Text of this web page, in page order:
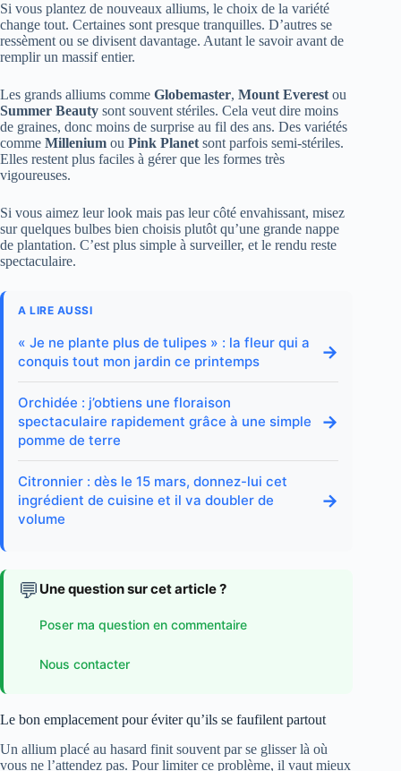
Si vous plantez de nouveaux alliums, le choix de la variété
change tout. Certaines sont presque tranquilles. D’autres se
ressèment ou se divisent davantage. Autant le savoir avant de
remplir un massif entier.
Les grands alliums comme Globemaster, Mount Everest ou
Summer Beauty sont souvent stériles. Cela veut dire moins
de graines, donc moins de surprise au fil des ans. Des variétés
comme Millenium ou Pink Planet sont parfois semi-stériles.
Elles restent plus faciles à gérer que les formes très
vigoureuses.
Si vous aimez leur look mais pas leur côté envahissant, misez
sur quelques bulbes bien choisis plutôt qu’une grande nappe
de plantation. C’est plus simple à surveiller, et le rendu reste
spectaculaire.
A LIRE AUSSI
« Je ne plante plus de tulipes » : la fleur qui a
conquis tout mon jardin ce printemps
→
Orchidée : j’obtiens une floraison
spectaculaire rapidement grâce à une simple
pomme de terre
→
Citronnier : dès le 15 mars, donnez-lui cet
ingrédient de cuisine et il va doubler de
volume
→
💬 Une question sur cet article ?
Poser ma question en commentaire
Nous contacter
Le bon emplacement pour éviter qu’ils se faufilent partout
Un allium placé au hasard finit souvent par se glisser là où
vous ne l’attendez pas. Pour limiter ce problème, il vaut mieux